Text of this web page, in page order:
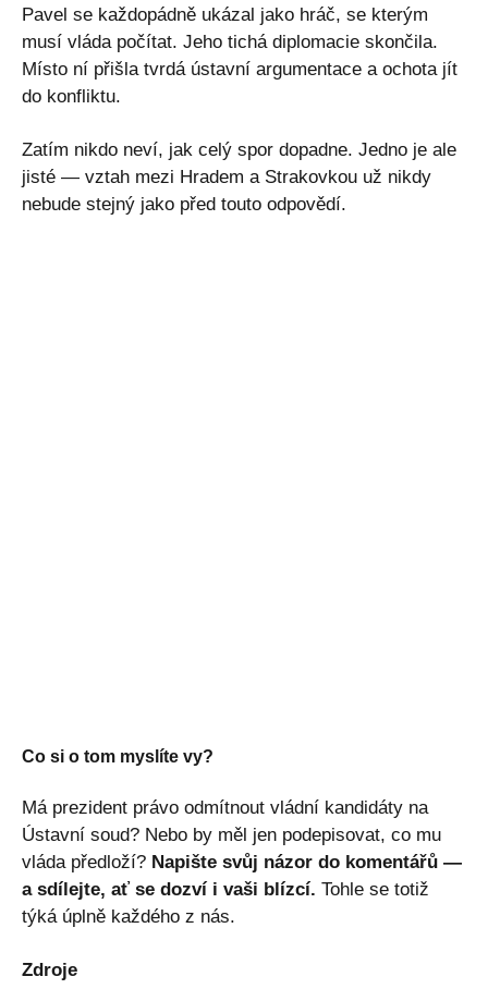
Pavel se každopádně ukázal jako hráč, se kterým
musí vláda počítat. Jeho tichá diplomacie skončila.
Místo ní přišla tvrdá ústavní argumentace a ochota jít
do konfliktu.
Zatím nikdo neví, jak celý spor dopadne. Jedno je ale
jisté — vztah mezi Hradem a Strakovkou už nikdy
nebude stejný jako před touto odpovědí.
Co si o tom myslíte vy?
Má prezident právo odmítnout vládní kandidáty na
Ústavní soud? Nebo by měl jen podepisovat, co mu
vláda předloží? Napište svůj názor do komentářů —
a sdílejte, ať se dozví i vaši blízcí. Tohle se totiž
týká úplně každého z nás.
Zdroje